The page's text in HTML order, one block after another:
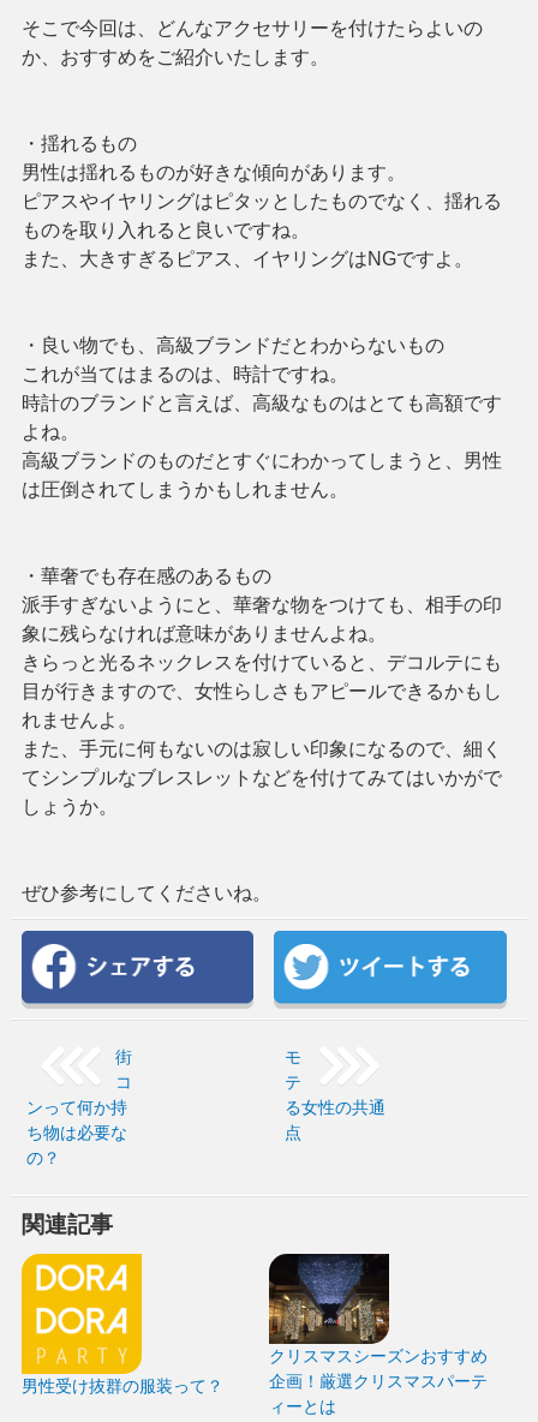
そこで今回は、どんなアクセサリーを付けたらよいの
か、おすすめをご紹介いたします。
・揺れるもの
男性は揺れるものが好きな傾向があります。
ピアスやイヤリングはピタッとしたものでなく、揺れる
ものを取り入れると良いですね。
また、大きすぎるピアス、イヤリングはNGですよ。
・良い物でも、高級ブランドだとわからないもの
これが当てはまるのは、時計ですね。
時計のブランドと言えば、高級なものはとても高額です
よね。
高級ブランドのものだとすぐにわかってしまうと、男性
は圧倒されてしまうかもしれません。
・華奢でも存在感のあるもの
派手すぎないようにと、華奢な物をつけても、相手の印
象に残らなければ意味がありませんよね。
きらっと光るネックレスを付けていると、デコルテにも
目が行きますので、女性らしさもアピールできるかもし
れませんよ。
また、手元に何もないのは寂しい印象になるので、細く
てシンプルなブレスレットなどを付けてみてはいかがで
しょうか。
ぜひ参考にしてくださいね。
街
コ
ンって何か持
ち物は必要な
の？
モ
テ
る女性の共通
点
関連記事
男性受け抜群の服装って？
クリスマスシーズンおすすめ
企画！厳選クリスマスパーテ
ィーとは